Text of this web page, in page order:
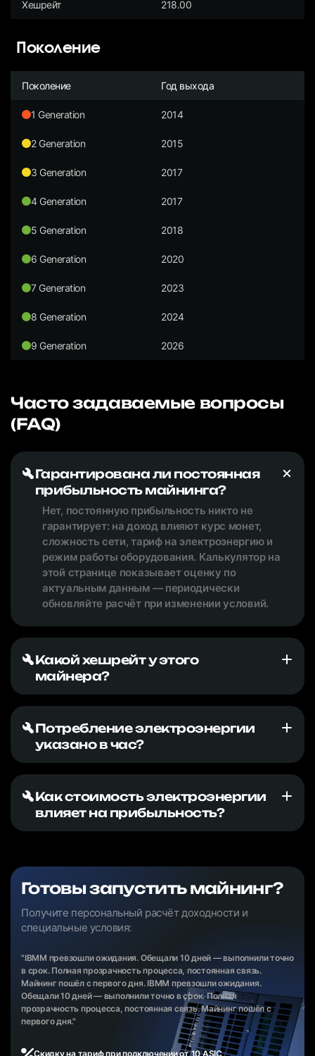
Хешрейт 218.00
Поколение
Поколение Год выхода
1 Generation 2014
2 Generation 2015
3 Generation 2017
4 Generation 2017
5 Generation 2018
6 Generation 2020
7 Generation 2023
8 Generation 2024
9 Generation 2026
Часто задаваемые вопросы
(FAQ)
Гарантирована ли постоянная
прибыльность майнинга?
Нет, постоянную прибыльность никто не
гарантирует: на доход влияют курс монет,
сложность сети, тариф на электроэнергию и
режим работы оборудования. Калькулятор на
этой странице показывает оценку по
актуальным данным — периодически
обновляйте расчёт при изменении условий.
Какой хешрейт у этого
майнера?
Потребление электроэнергии
указано в час?
Как стоимость электроэнергии
влияет на прибыльность?
Готовы запустить майнинг?
Получите персональный расчёт доходности и
специальные условия:
"IBMM превзошли ожидания. Обещали 10 дней — выполнили точно
в срок. Полная прозрачность процесса, постоянная связь.
Майнинг пошёл с первого дня. IBMM превзошли ожидания.
Обещали 10 дней — выполнили точно в срок. Полная
прозрачность процесса, постоянная связь. Майнинг пошёл с
первого дня."
Скидку на тариф при подключении от 10 ASIC